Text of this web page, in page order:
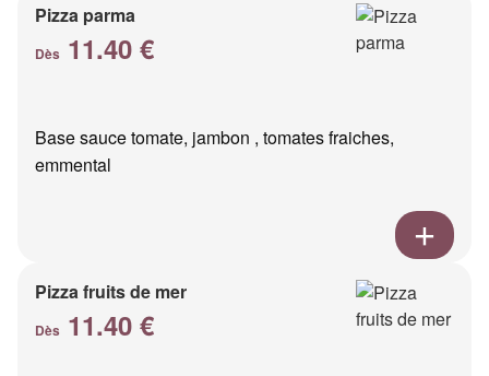
Pizza parma
Dès 11.40 €
Base sauce tomate, jambon , tomates fraiches,
emmental
Pizza fruits de mer
Dès 11.40 €